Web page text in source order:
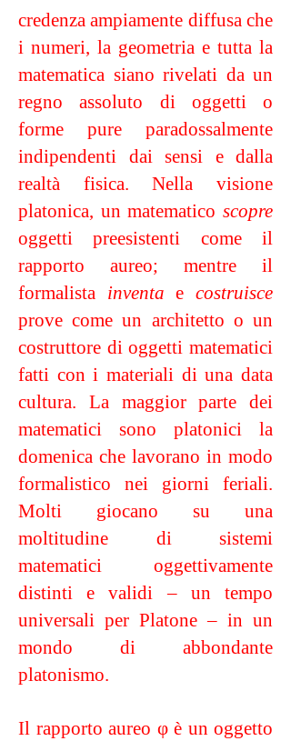
credenza ampiamente diffusa che
i numeri, la geometria e tutta la
matematica siano rivelati da un
regno assoluto di oggetti o
forme pure paradossalmente
indipendenti dai sensi e dalla
realtà fisica. Nella visione
platonica, un matematico scopre
oggetti preesistenti come il
rapporto aureo; mentre il
formalista inventa ecostruisce
prove come un architetto o un
costruttore di oggetti matematici
fatti con i materiali di una data
cultura. La maggior parte dei
matematici sono platonici la
domenica che lavorano in modo
formalistico nei giorni feriali.
Molti giocano su una
moltitudine di sistemi
matematici oggettivamente
distinti e validi – un tempo
universali per Platone – in un
mondo di abbondante
platonismo.
Il rapporto aureo φ è un oggetto